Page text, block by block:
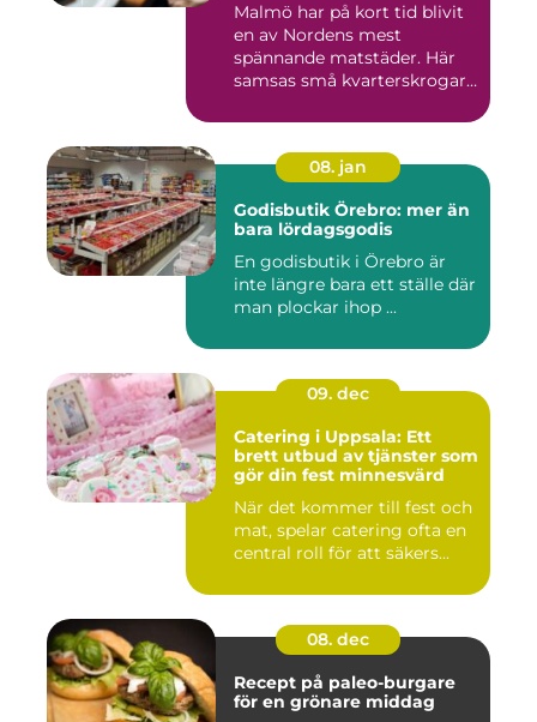
Malmö har på kort tid blivit
en av Nordens mest
spännande matstäder. Här
samsas små kvarterskrogar
08. jan
Godisbutik Örebro: mer än
bara lördagsgodis
En godisbutik i Örebro är
inte längre bara ett ställe där
man plockar ihop ...
09. dec
Catering i Uppsala: Ett
brett utbud av tjänster som
gör din fest minnesvärd
När det kommer till fest och
mat, spelar catering ofta en
central roll för att säkers...
08. dec
Recept på paleo-burgare
för en grönare middag